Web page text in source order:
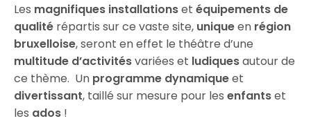
Les magnifiques installationsetéquipements de
qualité répartis sur ce vaste site, uniqueen région
bruxelloise, seront en effet le théâtre d’une
multitude d’activitésvariées et ludiquesautour de
ce thème. Un programme dynamiqueet
divertissant, taillé sur mesure pour lesenfantset
les ados !